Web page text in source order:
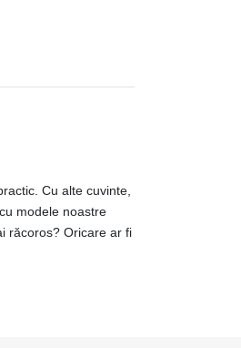
Cu alte cuvinte,
modele noastre
răcoros? Oricare ar fi